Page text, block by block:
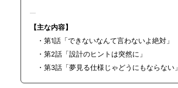
【主な内容】
・第1話「できないなんて言わないよ絶対」
・第2話「設計のヒントは突然に」
・第3話「夢見る仕様じゃどうにもならない」